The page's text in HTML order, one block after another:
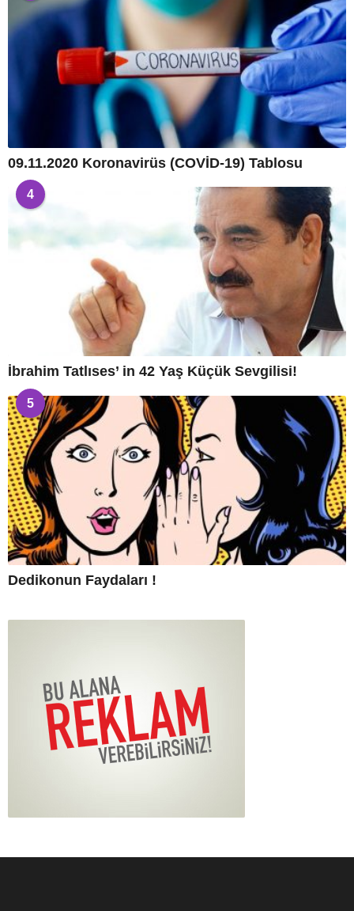
09.11.2020 Koronavirüs (COVİD-19) Tablosu
4
İbrahim Tatlıses’ in 42 Yaş Küçük Sevgilisi!
5
Dedikonun Faydaları !